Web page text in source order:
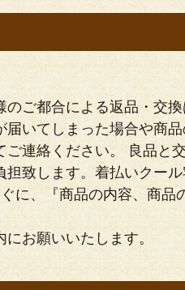
ご都合による返品・交
いてしまった場合や商
連絡ください。 良品と
致します。着払いクー
に、『商品の内容、商
にお願いいたします。